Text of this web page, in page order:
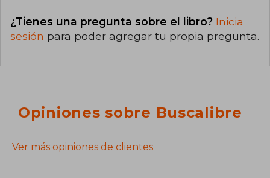
¿Tienes una pregunta sobre el libro? Inicia
sesión para poder agregar tu propia pregunta.
Opiniones sobre Buscalibre
Ver más opiniones de clientes